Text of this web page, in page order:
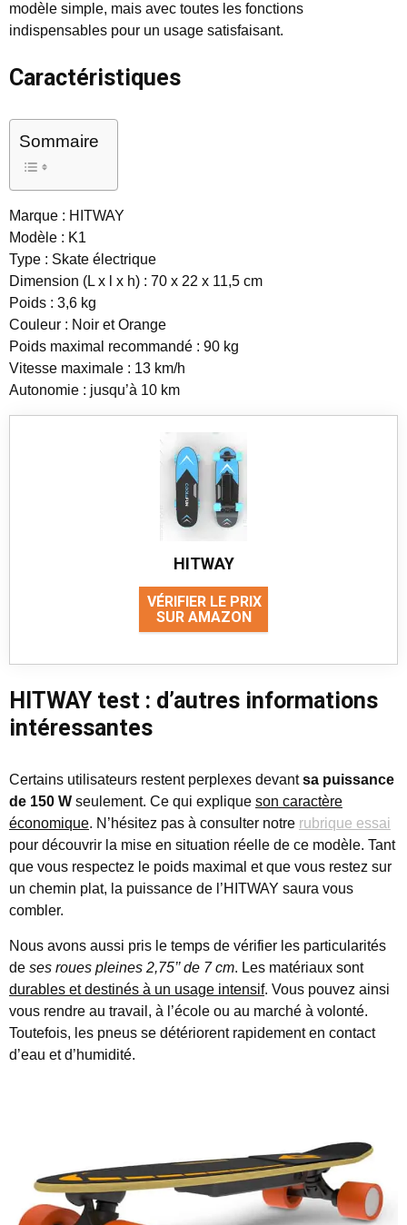
modèle simple, mais avec toutes les fonctions
indispensables pour un usage satisfaisant.
Caractéristiques
Sommaire
Marque : HITWAY
Modèle : K1
Type : Skate électrique
Dimension (L x l x h) : 70 x 22 x 11,5 cm
Poids : 3,6 kg
Couleur : Noir et Orange
Poids maximal recommandé : 90 kg
Vitesse maximale : 13 km/h
Autonomie : jusqu’à 10 km
HITWAY
VÉRIFIER LE PRIX
SUR AMAZON
HITWAY test : d’autres informations
intéressantes
Certains utilisateurs restent perplexes devantsa puissance
de 150 W seulement. Ce qui explique son caractère
économique. N’hésitez pas à consulter notre rubrique essai
pour découvrir la mise en situation réelle de ce modèle. Tant
que vous respectez le poids maximal et que vous restez sur
un chemin plat, la puissance de l’HITWAY saura vous
combler.
Nous avons aussi pris le temps de vérifier les particularités
de ses roues pleines 2,75’’ de 7 cm. Les matériaux sont
durables et destinés à un usage intensif. Vous pouvez ainsi
vous rendre au travail, à l’école ou au marché à volonté.
Toutefois, les pneus se détériorent rapidement en contact
d’eau et d’humidité.